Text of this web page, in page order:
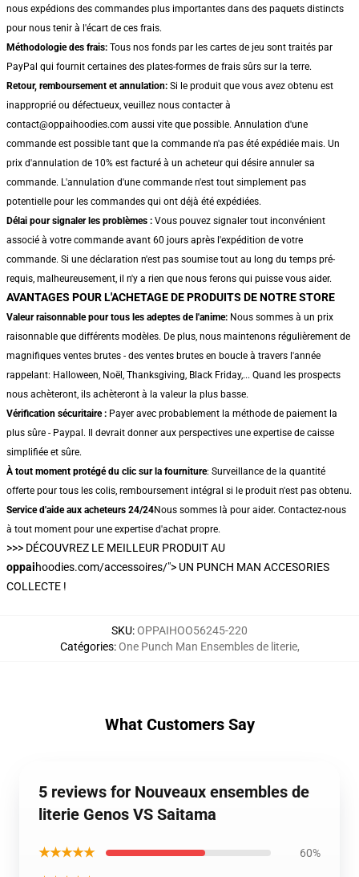
nous expédions des commandes plus importantes dans des paquets distincts
pour nous tenir à l'écart de ces frais.
Méthodologie des frais: Tous nos fonds par les cartes de jeu sont traités par
PayPal qui fournit certaines des plates-formes de frais sûrs sur la terre.
Retour, remboursement et annulation: Si le produit que vous avez obtenu est
inapproprié ou défectueux, veuillez nous contacter à
contact@oppaihoodies.com aussi vite que possible. Annulation d'une
commande est possible tant que la commande n'a pas été expédiée mais. Un
prix d'annulation de 10% est facturé à un acheteur qui désire annuler sa
commande. L'annulation d'une commande n'est tout simplement pas
potentielle pour les commandes qui ont déjà été expédiées.
Délai pour signaler les problèmes : Vous pouvez signaler tout inconvénient
associé à votre commande avant 60 jours après l'expédition de votre
commande. Si une déclaration n'est pas soumise tout au long du temps pré-
requis, malheureusement, il n'y a rien que nous ferons qui puisse vous aider.
AVANTAGES POUR L'ACHETAGE DE PRODUITS DE NOTRE STORE
Valeur raisonnable pour tous les adeptes de l'anime: Nous sommes à un prix
raisonnable que différents modèles. De plus, nous maintenons régulièrement de
magnifiques ventes brutes - des ventes brutes en boucle à travers l'année
rappelant: Halloween, Noël, Thanksgiving, Black Friday,... Quand les prospects
nous achèteront, ils achèteront à la valeur la plus basse.
Vérification sécuritaire : Payer avec probablement la méthode de paiement la
plus sûre - Paypal. Il devrait donner aux perspectives une expertise de caisse
simplifiée et sûre.
À tout moment protégé du clic sur la fourniture: Surveillance de la quantité
offerte pour tous les colis, remboursement intégral si le produit n'est pas obtenu.
Service d'aide aux acheteurs 24/24Nous sommes là pour aider. Contactez-nous
à tout moment pour une expertise d'achat propre.
>>> DÉCOUVREZ LE MEILLEUR PRODUIT AU
oppaihoodies.com/accessoires/"> UN PUNCH MAN ACCESORIES
COLLECTE !
SKU:OPPAIHOO56245-220
Catégories:One Punch Man Ensembles de literie,
What Customers Say
5 reviews for Nouveaux ensembles de
literie Genos VS Saitama
★★★★★ 60%